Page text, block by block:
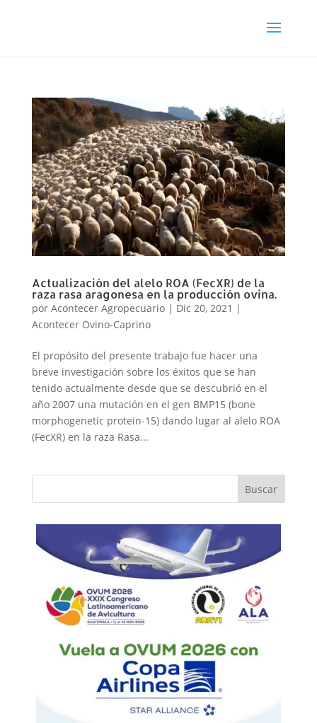
Actualización del alelo ROA (FecXR) de la
raza rasa aragonesa en la producción ovina.
por Acontecer Agropecuario| Dic 20, 2021 |
Acontecer Ovino-Caprino
El propósito del presente trabajo fue hacer una
breve investigación sobre los éxitos que se han
tenido actualmente desde que se descubrió en el
año 2007 una mutación en el gen BMP15 (bone
morphogenetic protein-15) dando lugar al alelo ROA
(FecXR) en la raza Rasa...
Buscar